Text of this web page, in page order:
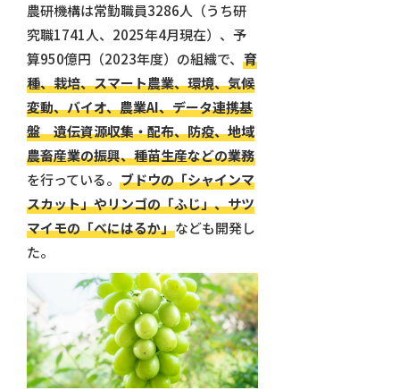
農研機構は常勤職員3286人（うち研
究職1741人、2025年4月現在）、予
算950億円（2023年度）の組織で、 育
種、栽培、スマート農業、環境、気候
変動、バイオ、農業AI、データ連携基
盤 遺伝資源収集・配布、防疫、地域
農畜産業の振興、種苗生産などの業務
を行っている。 ブドウの「シャインマ
スカット」やリンゴの「ふじ」、サツ
マイモの「べにはるか」なども開発し
た。